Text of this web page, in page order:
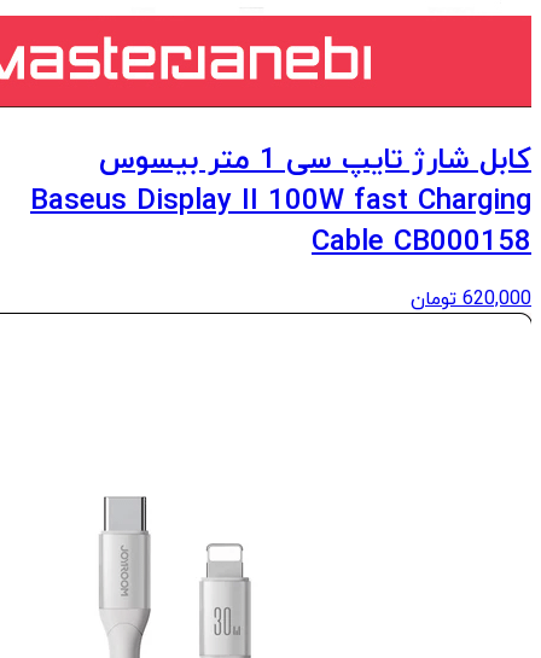
کابل شارژ تایپ سی 1 متر بیسوس
Baseus Display II 100W fast Charging
Cable CB000158
620,000 تومان